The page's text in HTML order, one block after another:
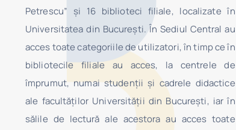
Petrescu” şi 16 biblioteci filiale, localizate în
Universitatea din Bucureşti. În Sediul Central au
acces toate categoriile de utilizatori, în timp ce în
bibliotecile filiale au acces, la centrele de
împrumut, numai studenţii şi cadrele didactice
ale facultăților Universității din București, iar în
sălile de lectură ale acestora au acces toate